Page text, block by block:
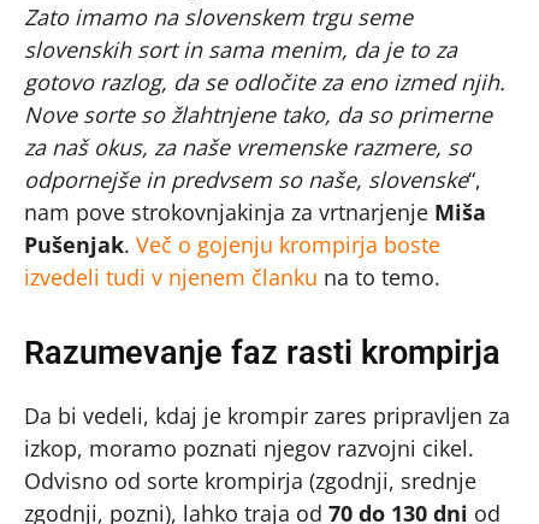
Zato imamo na slovenskem trgu seme
slovenskih sort in sama menim, da je to za
gotovo razlog, da se odločite za eno izmed njih.
Nove sorte so žlahtnjene tako, da so primerne
za naš okus, za naše vremenske razmere, so
odpornejše in predvsem so naše, slovenske“,
nam pove strokovnjakinja za vrtnarjenje Miša
Pušenjak. Več o gojenju krompirja boste
izvedeli tudi v njenem članku na to temo.
Razumevanje faz rasti krompirja
Da bi vedeli, kdaj je krompir zares pripravljen za
izkop, moramo poznati njegov razvojni cikel.
Odvisno od sorte krompirja (zgodnji, srednje
zgodnji, pozni), lahko traja od 70 do 130 dni od